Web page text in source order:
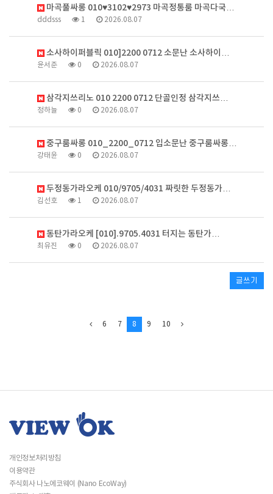
마곡풀싸롱 010♥3102♥2973 마곡정통룸 마곡다국…
dddsss 1 2026.08.07
소사하이퍼블릭 010]2200 0712 소문난 소사하이…
윤서준 0 2026.08.07
삼각지쓰리노 010 2200 0712 단골인정 삼각지쓰…
정하늘 0 2026.08.07
중구룸싸롱 010_2200_0712 입소문난 중구룸싸롱…
강태윤 0 2026.08.07
두정동가라오케 010/9705/4031 짜릿한 두정동가…
김선호 1 2026.08.07
동탄가라오케 [010].9705.4031 터지는 동탄가…
최유진 0 2026.08.07
글쓰기
6 7 8 9 10
개인정보처리방침
이용약관
주식회사 나노에코웨이 (Nano EcoWay)